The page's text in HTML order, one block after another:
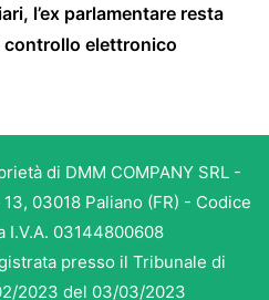
l’ex parlamentare resta
elettronico
di DMM COMPANY SRL -
03018 Paliano (FR) - Codice
I.V.A. 03144800608
presso il Tribunale di
2023 del 03/03/2023